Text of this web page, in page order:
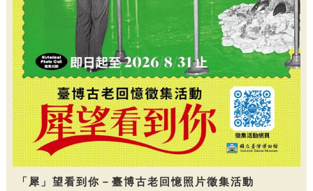
「犀」望看到你－臺博古老回憶照片徵集活動